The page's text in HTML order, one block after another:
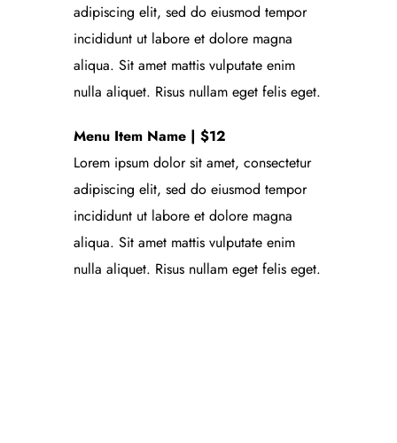
adipiscing elit, sed do eiusmod tempor
incididunt ut labore et dolore magna
aliqua. Sit amet mattis vulputate enim
nulla aliquet. Risus nullam eget felis eget.
Menu Item Name | $12
Lorem ipsum dolor sit amet, consectetur
adipiscing elit, sed do eiusmod tempor
incididunt ut labore et dolore magna
aliqua. Sit amet mattis vulputate enim
nulla aliquet. Risus nullam eget felis eget.